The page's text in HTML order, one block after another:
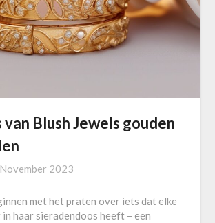
van Blush Jewels gouden
2023
met het praten over iets dat elke
haar sieradendoos heeft – een